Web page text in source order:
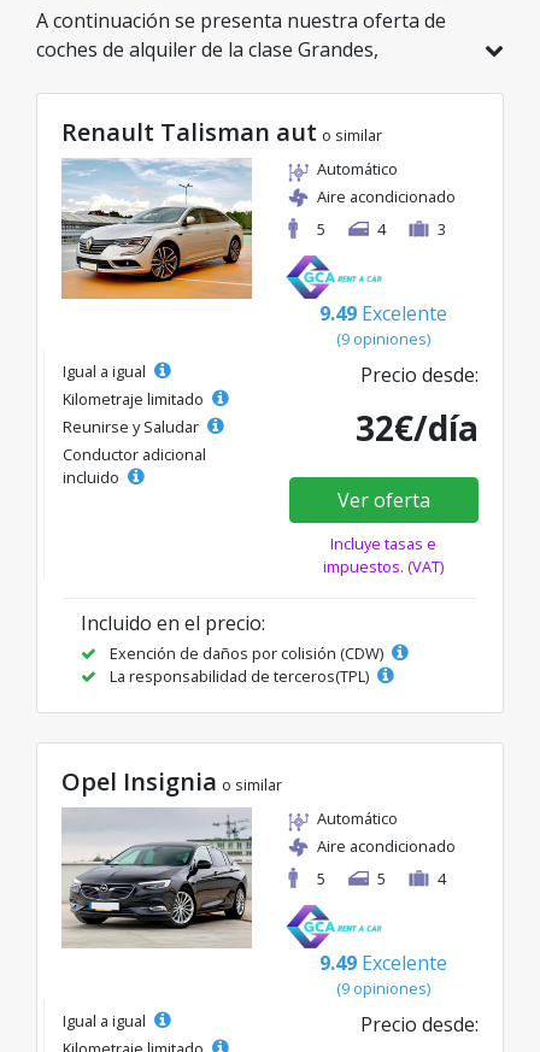
A continuación se presenta nuestra oferta de
coches de alquiler de la clase Grandes,
modelo ideal de la categoría seleccionada, con
tarifas excelentes desde solo 30€/día.
Renault Talisman aut o similar
Automático
Aire acondicionado
5
4 3
9.49 Excelente
(9 opiniones)
Igual a igual
Kilometraje limitado
Reunirse y Saludar
Conductor adicional
incluido
Precio desde:
32€/día
Ver oferta
Incluye tasas e
impuestos. (VAT)
Incluido en el precio:
Exención de daños por colisión (CDW)
La responsabilidad de terceros(TPL)
Opel Insignia o similar
Automático
Aire acondicionado
5
5 4
9.49 Excelente
(9 opiniones)
Igual a igual
Precio desde: